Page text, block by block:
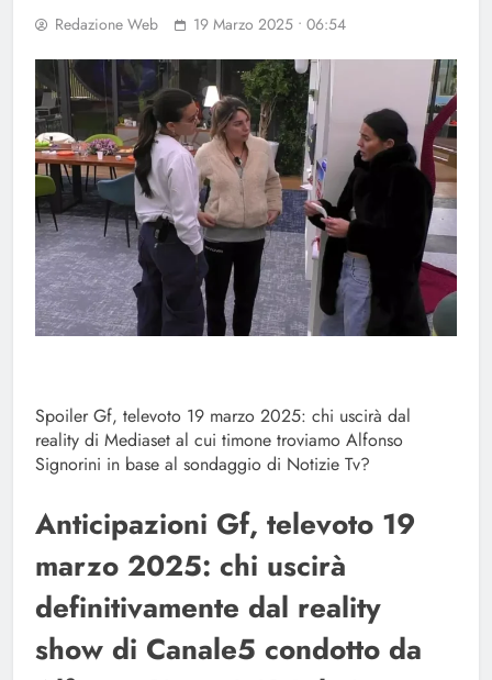
Redazione Web 19 Marzo 2025 • 06:54
Spoiler Gf, televoto 19 marzo 2025: chi uscirà dal
reality di Mediaset al cui timone troviamo Alfonso
Signorini in base al sondaggio di Notizie Tv?
Anticipazioni Gf, televoto 19
marzo 2025: chi uscirà
definitivamente dal reality
show di Canale5 condotto da